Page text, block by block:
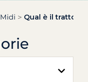
Qual è il tratto